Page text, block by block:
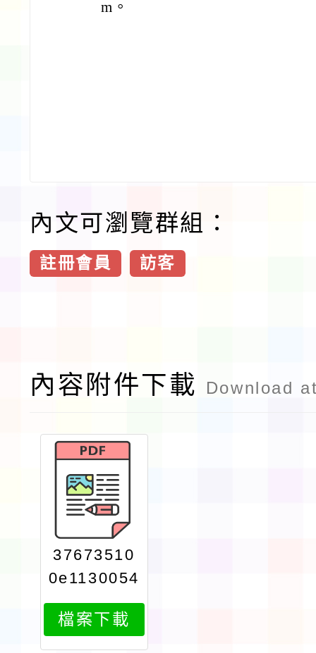
m。
內文可瀏覽群組：
註冊會員 訪客
內容附件下載 Download
37673510
0e1130054
265attach
1
檔案下載